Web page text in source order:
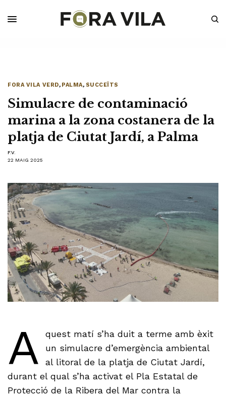
FORA VILA VERD, PALMA, SUCCEÏTS
Simulacre de contaminació
marina a la zona costanera de la
platja de Ciutat Jardí, a Palma
F.V.
22 MAIG 2025
A
quest matí s’ha duit a terme amb èxit
un simulacre d’emergència ambiental
al litoral de la platja de Ciutat Jardí,
durant el qual s’ha activat el Pla Estatal de
Protecció de la Ribera del Mar contra la